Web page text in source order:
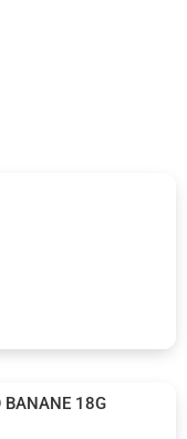
BANANE 18G